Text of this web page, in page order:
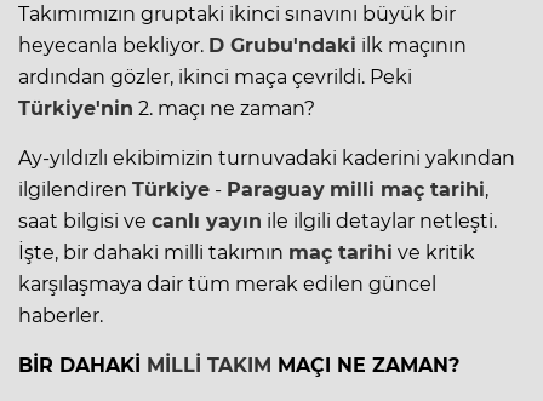
Takımımızın gruptaki ikinci sınavını büyük bir
heyecanla bekliyor. D Grubu'ndaki ilk maçının
ardından gözler, ikinci maça çevrildi. Peki
Türkiye'nin 2. maçı ne zaman?
Ay-yıldızlı ekibimizin turnuvadaki kaderini yakından
ilgilendiren Türkiye - Paraguay milli maç tarihi,
saat bilgisi ve canlı yayın ile ilgili detaylar netleşti.
İşte, bir dahaki milli takımın maç tarihi ve kritik
karşılaşmaya dair tüm merak edilen güncel
haberler.
BİR DAHAKİ MİLLİ TAKIM MAÇI NE ZAMAN?